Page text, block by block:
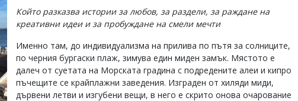
Който разказва истории за любов, за раздели, за раждане на
креативни идеи и за пробуждане на смели мечти
Именно там, до индивидуализма на прилива по пътя за солниците,
по черния бургаски плаж, зимува един миден замък. Мястото е
далеч от суетата на Морската градина с подредените алеи и кипро
пъчещите се крайплажни заведения. Изграден от хиляди миди,
дървени летви и изгубени вещи, в него е скрито онова очарование